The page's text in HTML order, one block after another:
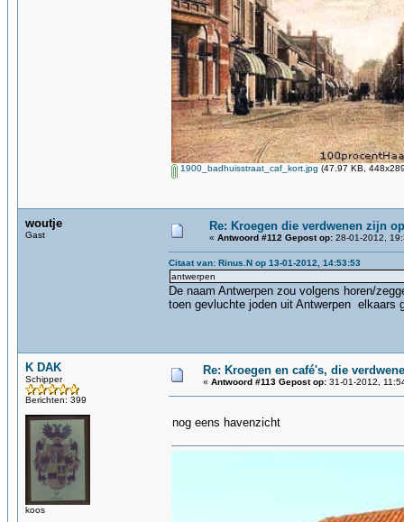
1900_badhuisstraat_caf_kort.jpg (47.97 KB,
woutje
Gast
Re: Kroegen die verdwenen zijn
« Antwoord #112 Gepost op: 28-01-2012,
Citaat van: Rinus.N op 13-01-2012, 14:53:53
antwerpen
De naam Antwerpen zou volgens horen/
toen gevluchte joden uit Antwerpen
K DAK
Schipper
Berichten: 399
koos
Re: Kroegen en café's, die
« Antwoord #113 Gepost op: 31-01-2012,
nog eens havenzicht